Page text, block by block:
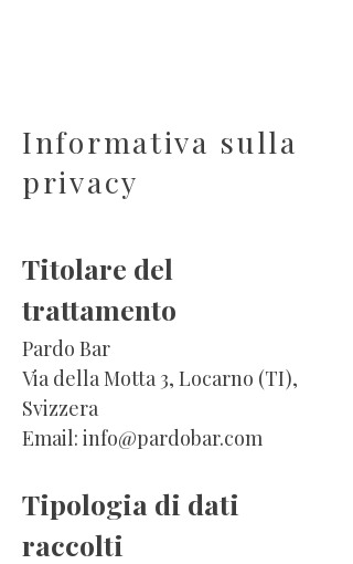
Informativa sulla
privacy
Titolare del
trattamento
Pardo Bar
Via della Motta 3, Locarno (TI),
Svizzera
Email: info@pardobar.com
Tipologia di dati
raccolti